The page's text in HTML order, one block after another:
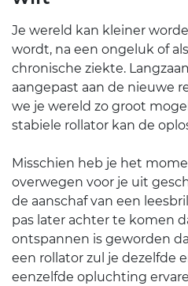
Je wereld kan kleiner
wordt, na een ongeluk of
chronische ziekte.
aangepast aan de nieuwe
we je wereld zo groot
stabiele rollator kan de
Misschien heb je het
overwegen voor je uit
de aanschaf van een
pas later achter te komen
ontspannen is geworden
een rollator zul je dezelfde
eenzelfde opluchting